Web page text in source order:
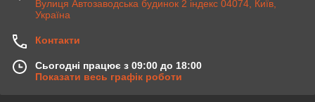
Вулиця Автозаводська будинок 2 індекс 04074, Київ,
Україна
Контакти
Сьогодні працює з 09:00 до 18:00
Показати весь графік роботи